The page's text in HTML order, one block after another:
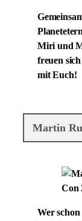
Miri und
freuen
mit Euch!
Martin
Wer